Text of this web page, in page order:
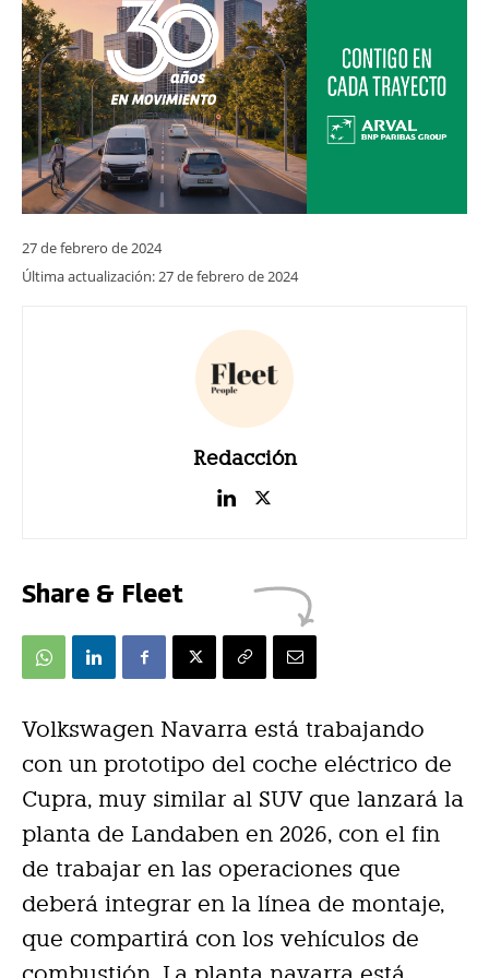
27 de febrero de 2024
Última actualización:27 de febrero de 2024
Redacción
Share & Fleet
Volkswagen Navarra está trabajando
con un prototipo del coche eléctrico de
Cupra, muy similar al SUV que lanzará la
planta de Landaben en 2026, con el fin
de trabajar en las operaciones que
deberá integrar en la línea de montaje,
que compartirá con los vehículos de